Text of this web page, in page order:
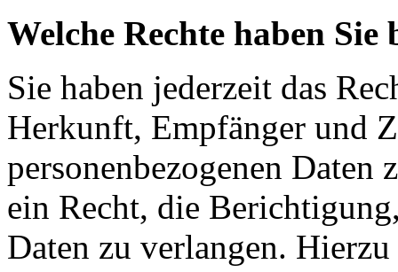
Welche Rechte haben
Sie haben jederzeit das
Herkunft, Empfänger und
personenbezogenen Daten
ein Recht, die
Daten zu verlangen.